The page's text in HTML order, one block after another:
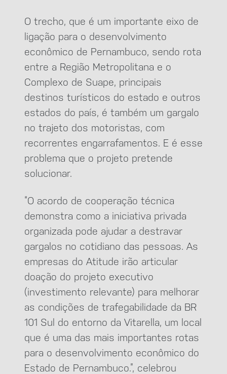
O trecho, que é um importante eixo de
ligação para o desenvolvimento
econômico de Pernambuco, sendo rota
entre a Região Metropolitana e o
Complexo de Suape, principais
destinos turísticos do estado e outros
estados do país, é também um gargalo
no trajeto dos motoristas, com
recorrentes engarrafamentos. E é esse
problema que o projeto pretende
solucionar.
“O acordo de cooperação técnica
demonstra como a iniciativa privada
organizada pode ajudar a destravar
gargalos no cotidiano das pessoas. As
empresas do Atitude irão articular
doação do projeto executivo
(investimento relevante) para melhorar
as condições de trafegabilidade da BR
101 Sul do entorno da Vitarella, um local
que é uma das mais importantes rotas
para o desenvolvimento econômico do
Estado de Pernambuco.”, celebrou